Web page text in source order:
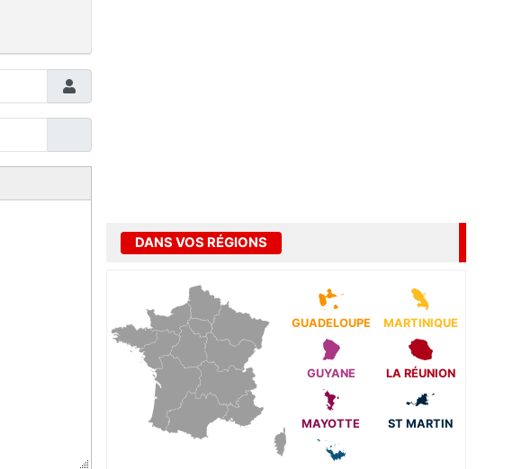
DANS VOS RÉGIONS
GUADELOUPE MARTINIQUE
GUYANE LA RÉUNION
MAYOTTE ST MARTIN